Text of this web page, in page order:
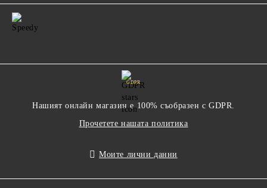
GDPR
Нашият онлайн магазин е 100% съобразен с GDPR.
Прочетете нашата политика
Моите лични данни